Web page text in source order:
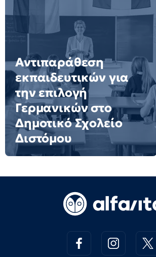
Αντιπαράθεση
εκπαιδευτικών για
την επιλογή
Γερμανικών στο
Δημοτικό Σχολείο
Διστόμου